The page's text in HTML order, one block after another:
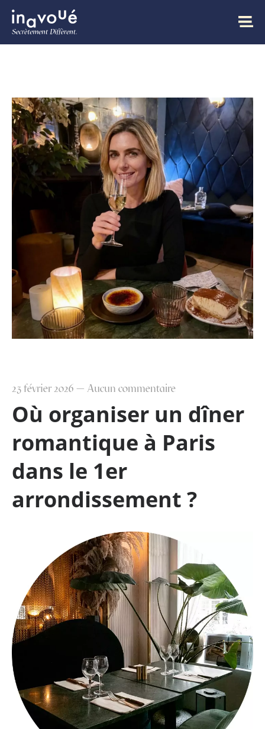
23 février 2026 — Aucun commentaire
Où organiser un dîner
romantique à Paris
dans le 1er
arrondissement ?